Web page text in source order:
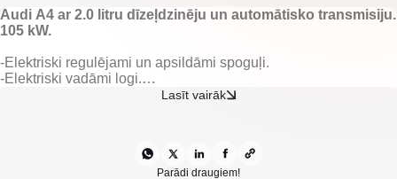
Audi A4 ar 2.0 litru dīzeļdzinēju un automātisko transmisiju.
105 kW.
-Elektriski regulējami un apsildāmi spoguļi.
-Elektriski vadāmi logi.
-Tonēti aizmugurējie logi.
Lasīt vairāk
Parādi draugiem!